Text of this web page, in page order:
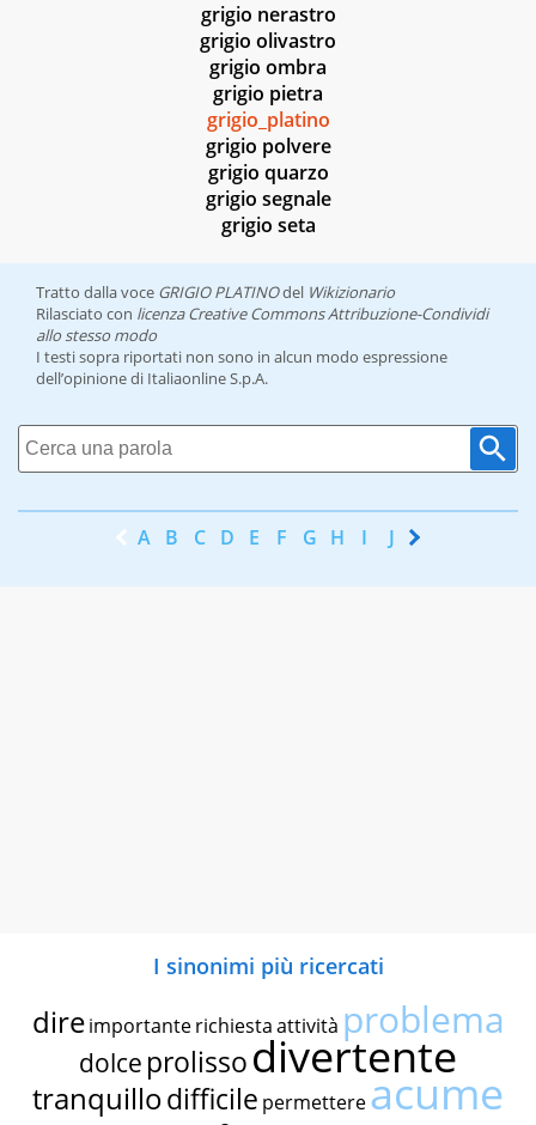
grigio nerastro
grigio olivastro
grigio ombra
grigio pietra
grigio_platino
grigio polvere
grigio quarzo
grigio segnale
grigio seta
Tratto dalla voce GRIGIO PLATINOdel Wikizionario
Rilasciato con licenza Creative Commons Attribuzione-Condividi
allo stesso modo
I testi sopra riportati non sono in alcun modo espressione
dell’opinione di Italiaonline S.p.A.
A B C D E F G H I J K
I sinonimi più ricercati
dire importante richiestaattività problema
dolce prolissodivertente
tranquillodifficile permettereacume